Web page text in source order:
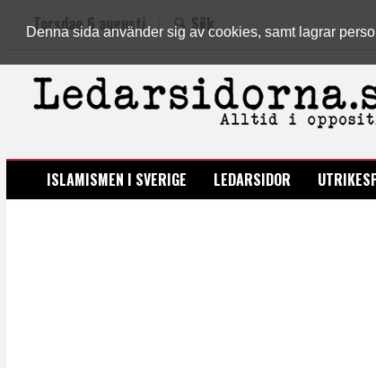
Denna sida använder sig av cookies, samt lagrar
Torsdag 6 augusti Sök
LEDARSIDORNA.SE
ISLAMISMEN I SVERIGE LEDARSIDOR